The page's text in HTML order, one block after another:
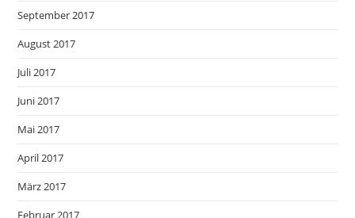
September 2017
August 2017
Juli 2017
Juni 2017
Mai 2017
April 2017
März 2017
Februar 2017